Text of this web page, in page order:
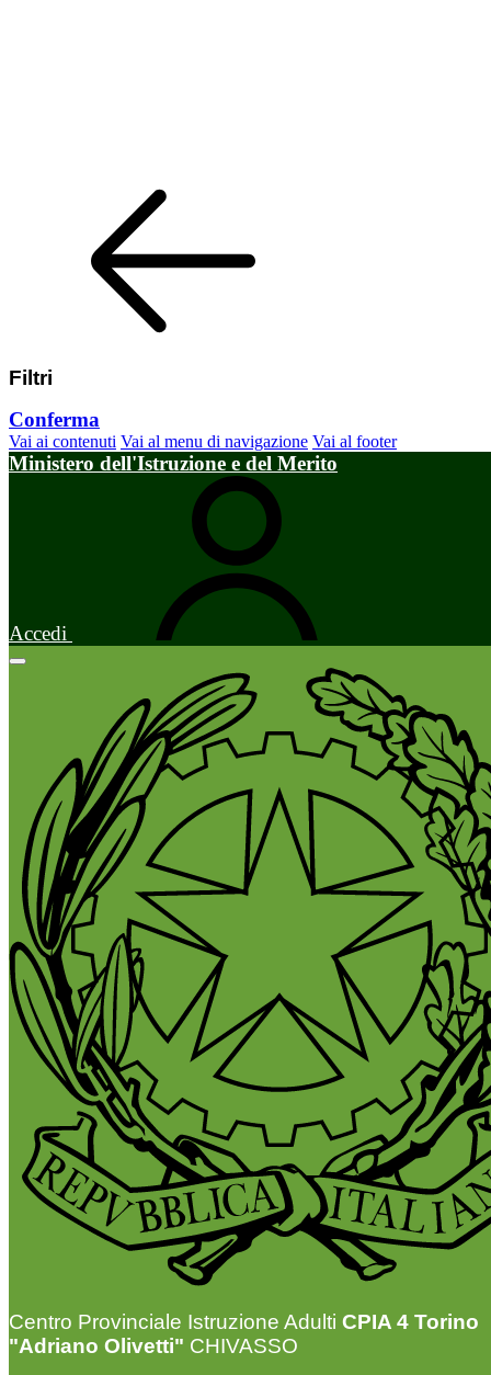
Filtri
Conferma
Vai ai contenuti Vai al menu di navigazione Vai al footer
Ministero dell'Istruzione e del Merito
Accedi
Centro Provinciale Istruzione Adulti CPIA 4 Torino
"Adriano Olivetti" CHIVASSO